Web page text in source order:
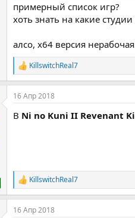
примерный список игр?
хоть знать на какие
алсо, x64 версия
Р
е
а
к
и
KillswitchReal7
16 Апр 2018
В Ni no Kuni II Revenant
Р
е
а
к
KillswitchReal7
16 Апр 2018